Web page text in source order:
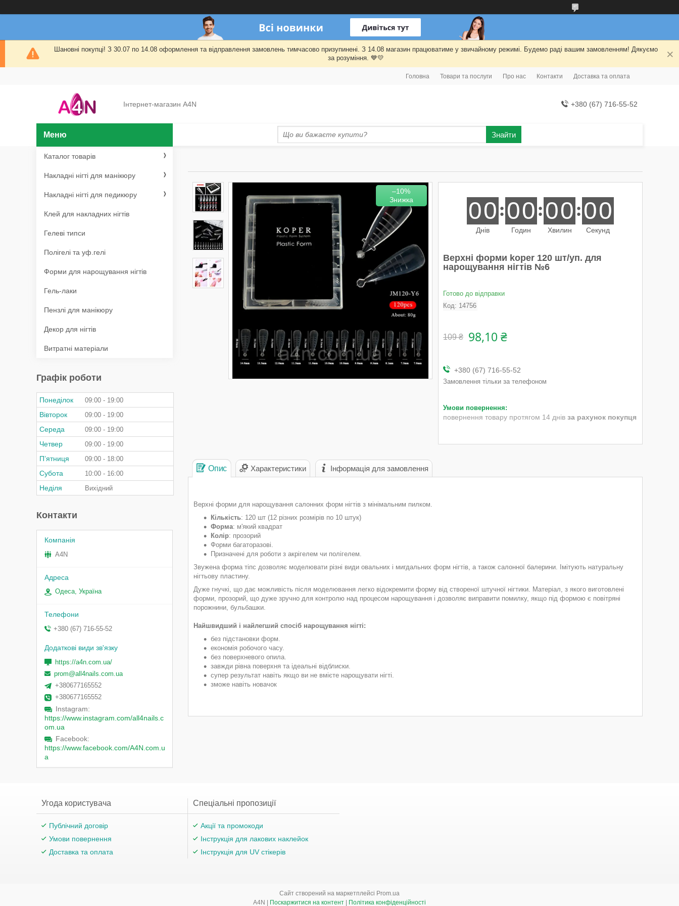
Шановні покупці! З 30.07 по 14.08 оформлення та відправлення замовлень тимчасово призупинені. З 14.08 магазин працюватиме у звичайному режимі. Будемо раді вашим замовленням! Дякуємо
за розуміння. 💙💛
Головна Товари та послуги Про нас Контакти Доставка та оплата
Інтернет-магазин A4N +380 (67) 716-55-52
Знайти
–10%
00
Днів
00
Годин
00
Хвилин
00
Секунд
Верхні форми koper 120 шт/уп. для
нарощування нігтів №6
Готово до відправки
Код: 14756
109 ₴ 98,10 ₴
+380 (67) 716-55-52
Замовлення тільки за телефоном
повернення товару протягом 14 днів за рахунок покупця
Опис Характеристики Інформація для замовлення
Верхні форми для нарощування салонних форм нігтів з мінімальним пилком.
Кількість: 120 шт (12 різних розмірів по 10 штук)
Форма: м'який квадрат
Колір: прозорий
Форми багаторазові.
Призначені для роботи з акрігелем чи полігелем.
Звужена форма тіпс дозволяє моделювати різні види овальних і мигдальних форм нігтів, а також салонної балерини. Імітують натуральну
нігтьову пластину.
Дуже гнучкі, що дає можливість після моделювання легко відокремити форму від створеної штучної нігтики. Матеріал, з якого виготовлені
форми, прозорий, що дуже зручно для контролю над процесом нарощування і дозволяє виправити помилку, якщо під формою є повітряні
порожнини, бульбашки. ⠀
Найшвидший і найлегший спосіб нарощування нігті:
без підстановки форм. ⠀
економія робочого часу. ⠀
без поверхневого опила.
завжди рівна поверхня та ідеальні відблиски. ⠀
супер результат навіть якщо ви не вмієте нарощувати нігті. ⠀
зможе навіть новачок
Каталог товарів
Накладні нігті для манікюру
Накладні нігті для педикюру
Клей для накладних нігтів
Гелеві типси
Полігелі та уф.гелі
Форми для нарощування нігтів
Гель-лаки
Пензлі для манікюру
Декор для нігтів
Витратні матеріали
Графік роботи
Понеділок 09:00 19:00
Вівторок 09:00 19:00
Середа 09:00 19:00
Четвер 09:00 19:00
Пʼятниця 09:00 18:00
Субота 10:00 16:00
Неділя Вихідний
Контакти
A4N
Одеса, Україна
+380 (67) 716-55-52
https://a4n.com.ua/
prom@all4nails.com.ua
+380677165552
+380677165552
Instagram
https://www.instagram.com/all4nails.c
om.ua
Facebook
https://www.facebook.com/A4N.com.u
a
Угода користувача
Публічний договір
Умови повернення
Доставка та оплата
Спеціальні пропозиції
Акції та промокоди
Інструкція для лакових наклейок
Інструкція для UV стікерів
Сайт створений на маркетплейсі Prom.ua
Поскаржитися на контент Політика конфіденційності